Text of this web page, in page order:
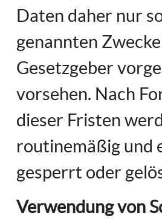
Daten daher nur
genannten
Gesetzgeber
vorsehen. Nach
dieser Fristen
routinemäßig und
gesperrt oder
Verwendung von